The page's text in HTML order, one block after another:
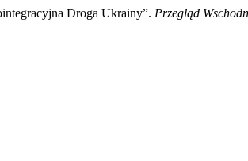
Droga Ukrainy”. Przegląd